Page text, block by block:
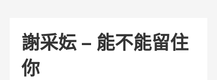
謝采妘 – 能不能留住
你